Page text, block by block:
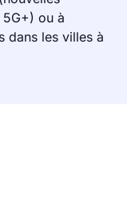
ou à
dans les villes à